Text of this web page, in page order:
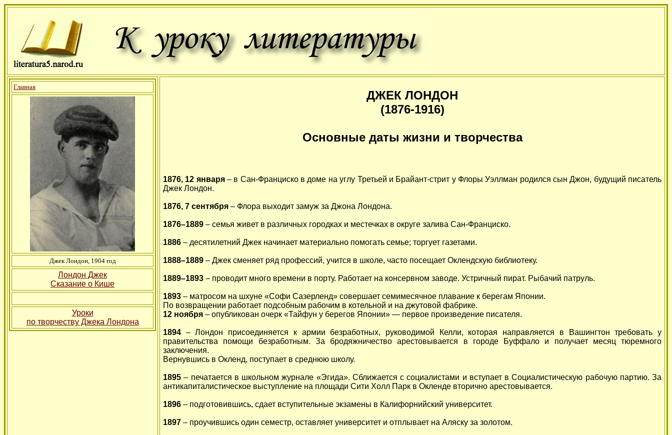
Главная
Джек Лондон, 1904 год
Лондон Джек
Сказание о Кише
Уроки
по творчеству Джека Лондона
ДЖЕК ЛОНДОН
(1876-1916)
Основные даты жизни и творчества
1876, 12 января– в Сан-Франциско в доме на углу Третьей и Брайант-стрит у Флоры Уэллман родился сын Джон, будущий писатель
Джек Лондон.
1876, 7 сентября – Флора выходит замуж за Джона Лондона.
1876–1889 – семья живет в различных городках и местечках в округе залива Сан-Франциско.
1886 – десятилетний Джек начинает материально помогать семье; торгует газетами.
1888–1889 – Джек сменяет ряд профессий, учится в школе, часто посещает Оклендскую библиотеку.
1889–1893 – проводит много времени в порту. Работает на консервном заводе. Устричный пират. Рыбачий патруль.
1893 – матросом на шхуне «Софи Сазерленд» совершает семимесячное плавание к берегам Японии.
По возвращении работает подсобным рабочим в котельной и на джутовой фабрике.
12 ноября – опубликован очерк «Тайфун у берегов Японии» — первое произведение писателя.
1894 – Лондон присоединяется к армии безработных, руководимой Келли, которая направляется в Вашингтон требовать у
правительства помощи безработным. За бродяжничество арестовывается в городе Буффало и получает месяц тюремного
заключения.
Вернувшись в Окленд, поступает в среднюю школу.
1895 – печатается в школьном журнале «Эгида». Сближается с социалистами и вступает в Социалистическую рабочую партию. За
антикапиталистическое выступление на площади Сити Холл Парк в Окленде вторично арестовывается.
1896 – подготовившись, сдает вступительные экзамены в Калифорнийский университет.
1897 – проучившись один семестр, оставляет университет и отплывает на Аляску за золотом.